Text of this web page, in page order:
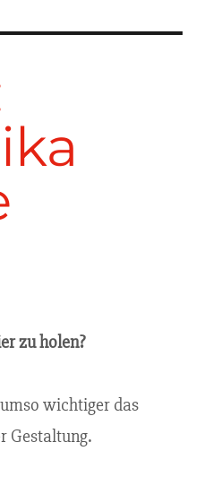
zu holen?
wichtiger das
Gestaltung.